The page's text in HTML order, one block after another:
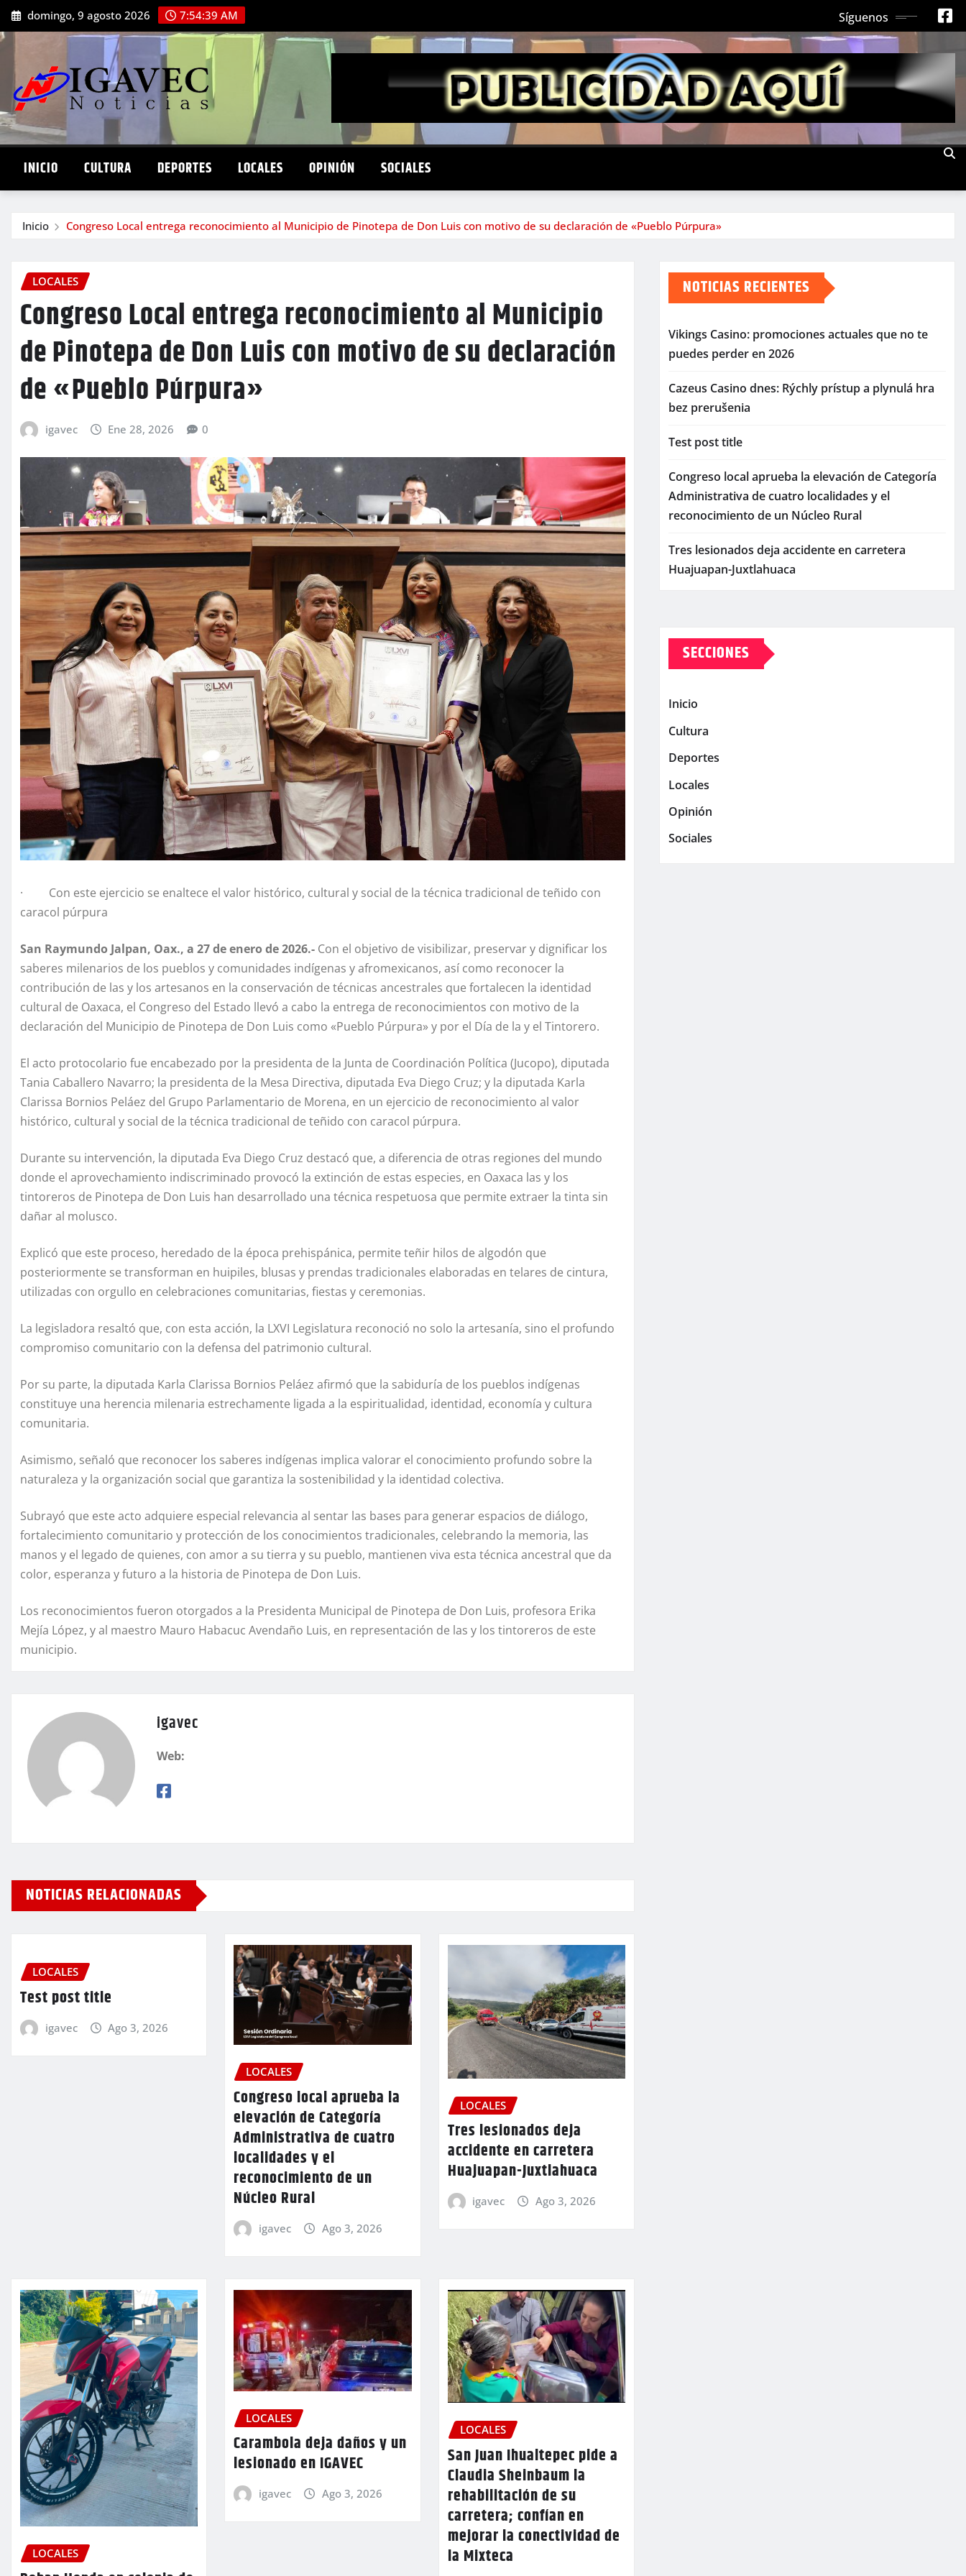
Saltar
al
contenido
domingo, 9 agosto 2026 7:54:40 AM Síguenos
INICIO CULTURA DEPORTES LOCALES OPINIÓN SOCIALES
Inicio Congreso Local entrega reconocimiento al Municipio de Pinotepa de Don Luis con motivo de su declaración de «Pueblo Púrpura»
LOCALES
Congreso Local entrega reconocimiento al Municipio
de Pinotepa de Don Luis con motivo de su declaración
de «Pueblo Púrpura»
igavec Ene 28, 2026 0
· Con este ejercicio se enaltece el valor histórico, cultural y social de la técnica tradicional de teñido con
caracol púrpura
San Raymundo Jalpan, Oax., a 27 de enero de 2026.- Con el objetivo de visibilizar, preservar y dignificar los
saberes milenarios de los pueblos y comunidades indígenas y afromexicanos, así como reconocer la
contribución de las y los artesanos en la conservación de técnicas ancestrales que fortalecen la identidad
cultural de Oaxaca, el Congreso del Estado llevó a cabo la entrega de reconocimientos con motivo de la
declaración del Municipio de Pinotepa de Don Luis como «Pueblo Púrpura» y por el Día de la y el Tintorero.
El acto protocolario fue encabezado por la presidenta de la Junta de Coordinación Política (Jucopo), diputada
Tania Caballero Navarro; la presidenta de la Mesa Directiva, diputada Eva Diego Cruz; y la diputada Karla
Clarissa Bornios Peláez del Grupo Parlamentario de Morena, en un ejercicio de reconocimiento al valor
histórico, cultural y social de la técnica tradicional de teñido con caracol púrpura.
Durante su intervención, la diputada Eva Diego Cruz destacó que, a diferencia de otras regiones del mundo
donde el aprovechamiento indiscriminado provocó la extinción de estas especies, en Oaxaca las y los
tintoreros de Pinotepa de Don Luis han desarrollado una técnica respetuosa que permite extraer la tinta sin
dañar al molusco.
Explicó que este proceso, heredado de la época prehispánica, permite teñir hilos de algodón que
posteriormente se transforman en huipiles, blusas y prendas tradicionales elaboradas en telares de cintura,
utilizadas con orgullo en celebraciones comunitarias, fiestas y ceremonias.
La legisladora resaltó que, con esta acción, la LXVI Legislatura reconoció no solo la artesanía, sino el profundo
compromiso comunitario con la defensa del patrimonio cultural.
Por su parte, la diputada Karla Clarissa Bornios Peláez afirmó que la sabiduría de los pueblos indígenas
constituye una herencia milenaria estrechamente ligada a la espiritualidad, identidad, economía y cultura
comunitaria.
Asimismo, señaló que reconocer los saberes indígenas implica valorar el conocimiento profundo sobre la
naturaleza y la organización social que garantiza la sostenibilidad y la identidad colectiva.
Subrayó que este acto adquiere especial relevancia al sentar las bases para generar espacios de diálogo,
fortalecimiento comunitario y protección de los conocimientos tradicionales, celebrando la memoria, las
manos y el legado de quienes, con amor a su tierra y su pueblo, mantienen viva esta técnica ancestral que da
color, esperanza y futuro a la historia de Pinotepa de Don Luis.
Los reconocimientos fueron otorgados a la Presidenta Municipal de Pinotepa de Don Luis, profesora Erika
Mejía López, y al maestro Mauro Habacuc Avendaño Luis, en representación de las y los tintoreros de este
municipio.
igavec
Web:
NOTICIAS RELACIONADAS
LOCALES
Test post title
igavec Ago 3, 2026
LOCALES
Congreso local aprueba la
elevación de Categoría
Administrativa de cuatro
localidades y el
reconocimiento de un
Núcleo Rural
igavec Ago 3, 2026
LOCALES
Tres lesionados deja
accidente en carretera
Huajuapan-Juxtlahuaca
igavec Ago 3, 2026
LOCALES
LOCALES
Carambola deja daños y un
lesionado en IGAVEC
igavec Ago 3, 2026
LOCALES
San Juan Ihualtepec pide a
Claudia Sheinbaum la
rehabilitación de su
carretera; confían en
mejorar la conectividad de
la Mixteca
NOTICIAS RECIENTES
Vikings Casino: promociones actuales que no te
puedes perder en 2026
Cazeus Casino dnes: Rýchly prístup a plynulá hra
bez prerušenia
Test post title
Congreso local aprueba la elevación de Categoría
Administrativa de cuatro localidades y el
reconocimiento de un Núcleo Rural
Tres lesionados deja accidente en carretera
Huajuapan-Juxtlahuaca
SECCIONES
Inicio
Cultura
Deportes
Locales
Opinión
Sociales